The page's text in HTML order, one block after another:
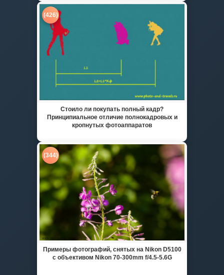
(426)
Стоило ли покупать полный кадр?
Принципиальное отличие полнокадровых и
кропнутых фотоаппаратов
(344)
Примеры фотографий, снятых на Nikon D5100
с объективом Nikon 70-300mm f/4.5-5.6G